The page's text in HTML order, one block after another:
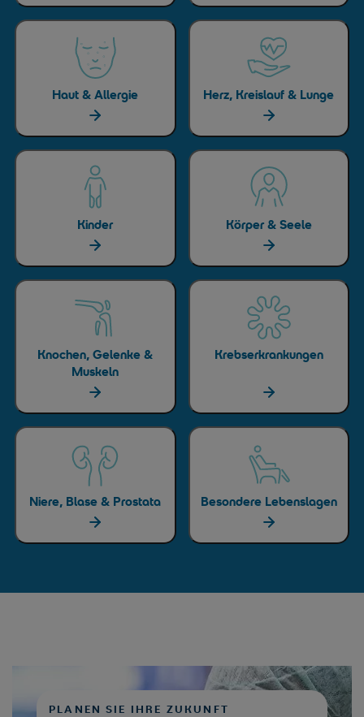
Haut & Allergie Herz, Kreislauf & Lunge
Kinder Körper & Seele
Knochen, Gelenke &
Muskeln
Krebserkrankungen
Niere, Blase & Prostata Besondere Lebenslagen
PLANEN SIE IHRE ZUKUNFT